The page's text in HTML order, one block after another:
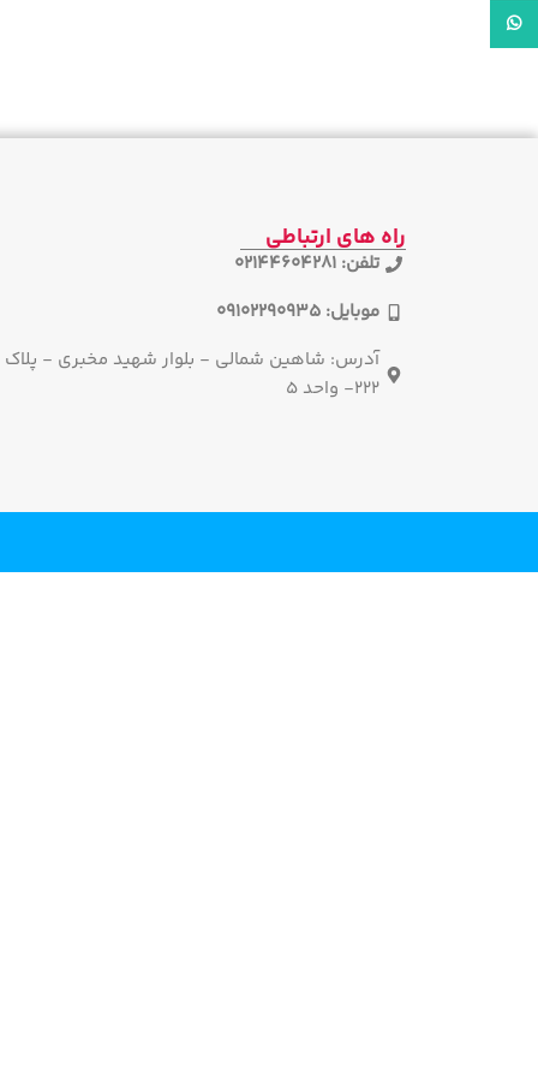
راه های ارتباطی
تلفن: 02144604281
موبایل: 09102290935
آدرس: شاهین شمالی - بلوار شهید مخبری - پلاک
222- واحد 5